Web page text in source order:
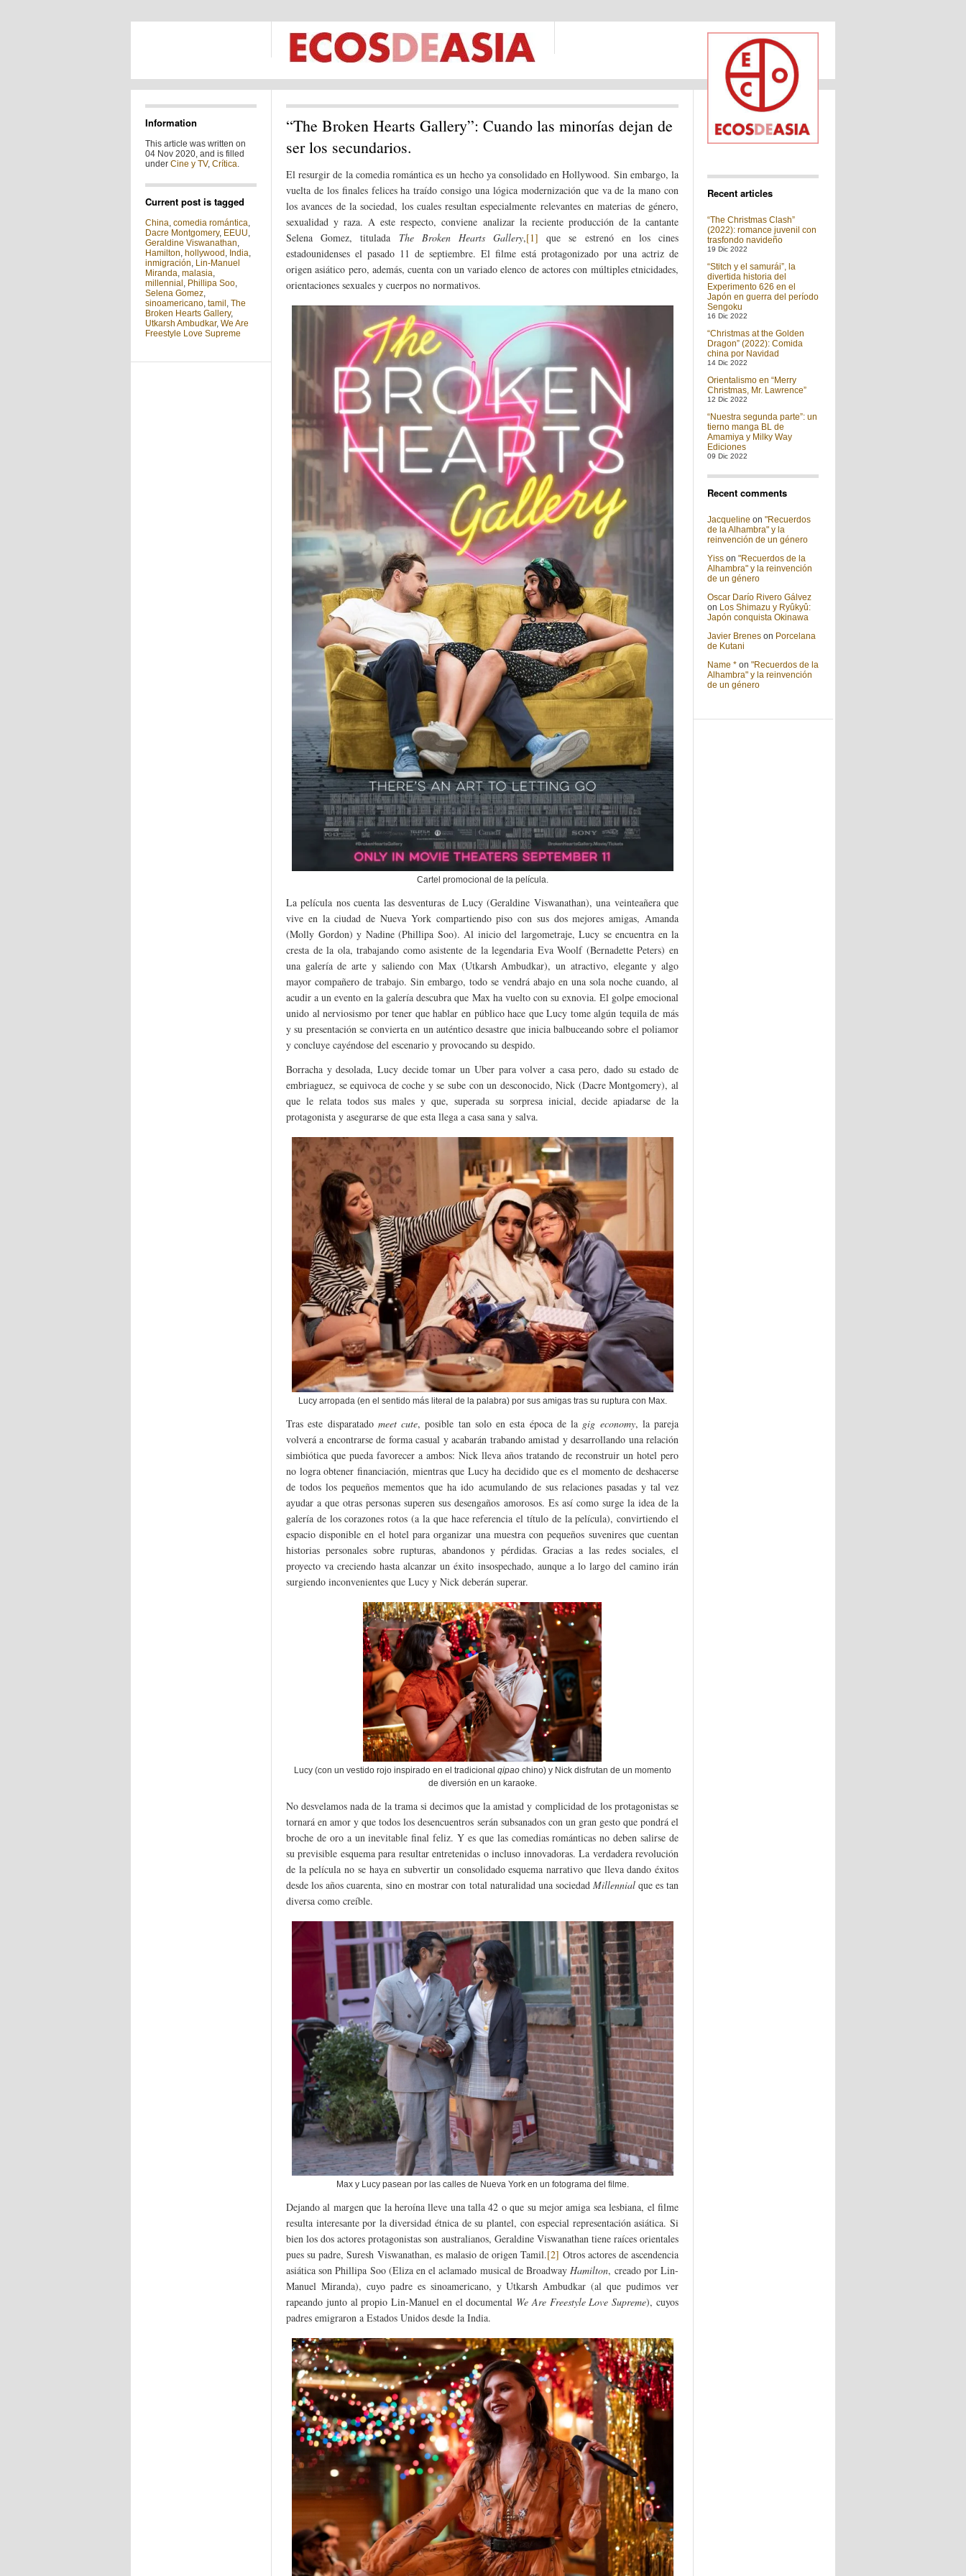
Information
This article was written on
04 Nov 2020, and is filled
under Cine y TV, Crítica.
Current post is tagged
China, comedia romántica,
Dacre Montgomery, EEUU,
Geraldine Viswanathan,
Hamilton, hollywood , India,
inmigración, Lin-Manuel
Miranda, malasia,
millennial , Phillipa Soo,
Selena Gomez,
sinoamericano, tamil , The
Broken Hearts Gallery,
Utkarsh Ambudkar, We Are
Freestyle Love Supreme
“The Broken Hearts Gallery”: Cuando las minorías dejan de
ser los secundarios.
El resurgir de la comedia romántica es un hecho ya consolidado en Hollywood. Sin embargo, la
vuelta de los finales felices ha traído consigo una lógica modernización que va de la mano con
los avances de la sociedad, los cuales resultan especialmente relevantes en materias de género,
sexualidad y raza. A este respecto, conviene analizar la reciente producción de la cantante
Selena Gomez, titulada The Broken Hearts Gallery,[1] que se estrenó en los cines
estadounidenses el pasado 11 de septiembre. El filme está protagonizado por una actriz de
origen asiático pero, además, cuenta con un variado elenco de actores con múltiples etnicidades,
orientaciones sexuales y cuerpos no normativos.
Cartel promocional de la película.
La película nos cuenta las desventuras de Lucy (Geraldine Viswanathan), una veinteañera que
vive en la ciudad de Nueva York compartiendo piso con sus dos mejores amigas, Amanda
(Molly Gordon) y Nadine (Phillipa Soo). Al inicio del largometraje, Lucy se encuentra en la
cresta de la ola, trabajando como asistente de la legendaria Eva Woolf (Bernadette Peters) en
una galería de arte y saliendo con Max (Utkarsh Ambudkar), un atractivo, elegante y algo
mayor compañero de trabajo. Sin embargo, todo se vendrá abajo en una sola noche cuando, al
acudir a un evento en la galería descubra que Max ha vuelto con su exnovia. El golpe emocional
unido al nerviosismo por tener que hablar en público hace que Lucy tome algún tequila de más
y su presentación se convierta en un auténtico desastre que inicia balbuceando sobre el poliamor
y concluye cayéndose del escenario y provocando su despido.
Borracha y desolada, Lucy decide tomar un Uber para volver a casa pero, dado su estado de
embriaguez, se equivoca de coche y se sube con un desconocido, Nick (Dacre Montgomery), al
que le relata todos sus males y que, superada su sorpresa inicial, decide apiadarse de la
protagonista y asegurarse de que esta llega a casa sana y salva.
Lucy arropada (en el sentido más literal de la palabra) por sus amigas tras su ruptura con Max.
Tras este disparatado meet cute, posible tan solo en esta época de la gig economy, la pareja
volverá a encontrarse de forma casual y acabarán trabando amistad y desarrollando una relación
simbiótica que pueda favorecer a ambos: Nick lleva años tratando de reconstruir un hotel pero
no logra obtener financiación, mientras que Lucy ha decidido que es el momento de deshacerse
de todos los pequeños mementos que ha ido acumulando de sus relaciones pasadas y tal vez
ayudar a que otras personas superen sus desengaños amorosos. Es así como surge la idea de la
galería de los corazones rotos (a la que hace referencia el título de la película), convirtiendo el
espacio disponible en el hotel para organizar una muestra con pequeños suvenires que cuentan
historias personales sobre rupturas, abandonos y pérdidas. Gracias a las redes sociales, el
proyecto va creciendo hasta alcanzar un éxito insospechado, aunque a lo largo del camino irán
surgiendo inconvenientes que Lucy y Nick deberán superar.
Lucy (con un vestido rojo inspirado en el tradicional qipaochino) y Nick disfrutan de un momento
de diversión en un karaoke.
No desvelamos nada de la trama si decimos que la amistad y complicidad de los protagonistas se
tornará en amor y que todos los desencuentros serán subsanados con un gran gesto que pondrá el
broche de oro a un inevitable final feliz. Y es que las comedias románticas no deben salirse de
su previsible esquema para resultar entretenidas o incluso innovadoras. La verdadera revolución
de la película no se haya en subvertir un consolidado esquema narrativo que lleva dando éxitos
desde los años cuarenta, sino en mostrar con total naturalidad una sociedad Millennialque es tan
diversa como creíble.
Max y Lucy pasean por las calles de Nueva York en un fotograma del filme.
Dejando al margen que la heroína lleve una talla 42 o que su mejor amiga sea lesbiana, el filme
resulta interesante por la diversidad étnica de su plantel, con especial representación asiática. Si
bien los dos actores protagonistas son australianos, Geraldine Viswanathan tiene raíces orientales
pues su padre, Suresh Viswanathan, es malasio de origen Tamil.[2] Otros actores de ascendencia
asiática son Phillipa Soo (Eliza en el aclamado musical de Broadway Hamilton, creado por Lin-
Manuel Miranda), cuyo padre es sinoamericano, y Utkarsh Ambudkar (al que pudimos ver
rapeando junto al propio Lin-Manuel en el documental We Are Freestyle Love Supreme), cuyos
padres emigraron a Estados Unidos desde la India.
Recent articles
“The Christmas Clash”
(2022): romance juvenil con
trasfondo navideño
19 Dic 2022
“Stitch y el samurái”, la
divertida historia del
Experimento 626 en el
Japón en guerra del período
Sengoku
16 Dic 2022
“Christmas at the Golden
Dragon” (2022): Comida
china por Navidad
14 Dic 2022
Orientalismo en “Merry
Christmas, Mr. Lawrence”
12 Dic 2022
“Nuestra segunda parte”: un
tierno manga BL de
Amamiya y Milky Way
Ediciones
09 Dic 2022
Recent comments
Jacqueline on "Recuerdos
de la Alhambra" y la
reinvención de un género
Yiss on "Recuerdos de la
Alhambra" y la reinvención
de un género
Oscar Darío Rivero Gálvez
on Los Shimazu y Ryûkyû:
Japón conquista Okinawa
Javier Brenes on Porcelana
de Kutani
Name * on "Recuerdos de la
Alhambra" y la reinvención
de un género